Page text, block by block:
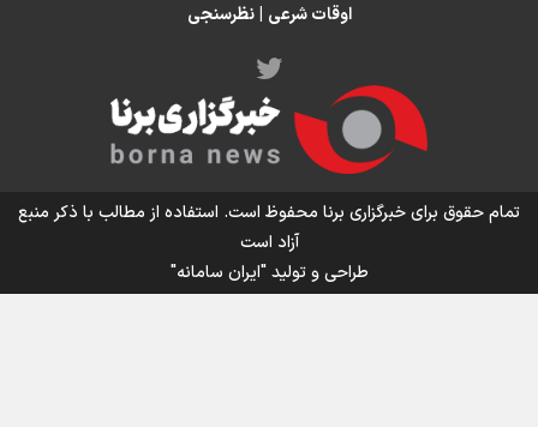
اینفو برنا/ میزان مالیات بر ارزش افزوده چقدر است؟
اوقات شرعی | نظرسنجی
تمام حقوق برای خبرگزاری برنا محفوظ است. استفاده از مطالب با ذکر منبع
آزاد است
طراحی و تولید"ایران سامانه"